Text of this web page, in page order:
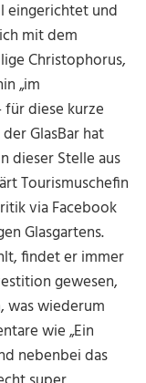
eingerichtet und
mit dem
Christophorus,
„im
diese kurze
GlasBar hat
dieser Stelle aus
Tourismuschefin
via Facebook
Glasgartens.
findet er immer
gewesen,
was wiederum
wie „Ein
nebenbei das